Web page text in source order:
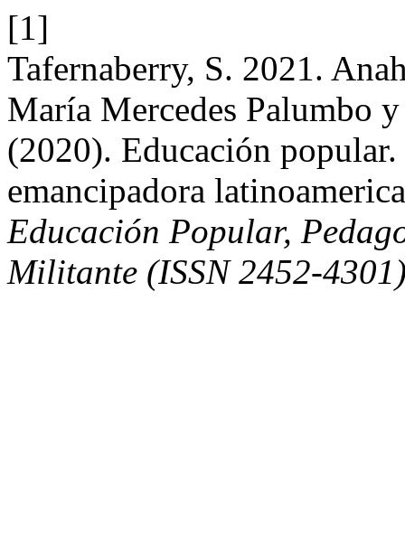
[1]
Tafernaberry, S. 2021.
María Mercedes Palumbo
(2020). Educación popular.
emancipadora
Educación Popular,
Militante (ISSN 2452-